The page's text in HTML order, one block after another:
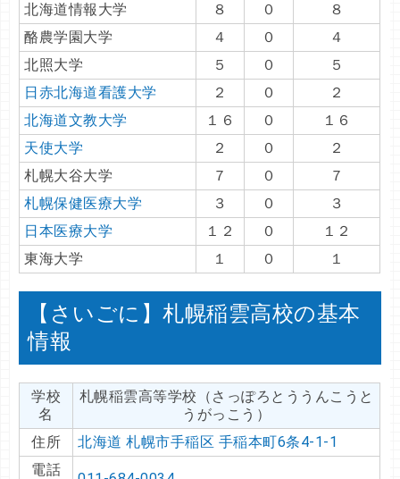
北海道情報大学
８ ０
８
酪農学園大学
４ ０
４
北照大学
５ ０
５
日赤北海道看護大学
２ ０
２
北海道文教大学
１６ ０
１６
天使大学
２ ０
２
札幌大谷大学
７ ０
７
札幌保健医療大学
３ ０
３
日本医療大学
１２ ０
１２
東海大学
１ ０ １
【さいごに】札幌稲雲高校の基本
情報
学校
名
札幌稲雲高等学校（さっぽろとううんこうと
うがっこう）
住所
北海道 札幌市手稲区 手稲本町6条4-1-1
電話